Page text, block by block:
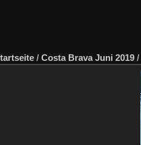
/ Costa Brava Juni 2019 /